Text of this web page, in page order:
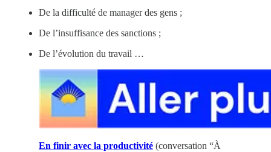
De la difficulté de manager des gens ;
De l’insuffisance des sanctions ;
De l’évolution du travail …
En finir avec la productivité (conversation “À